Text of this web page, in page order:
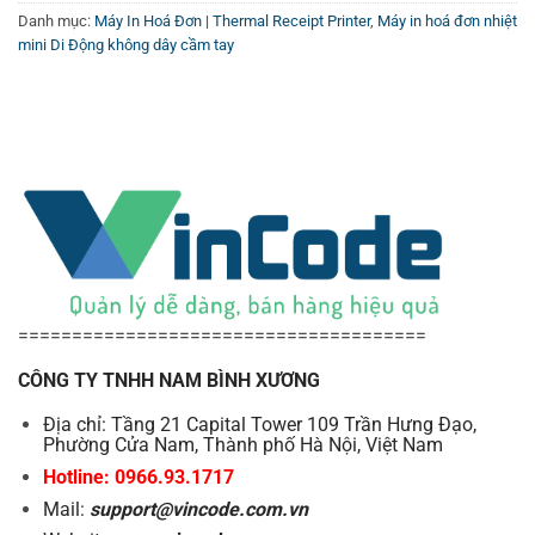
Type
Roll Paper
Electrical
Battery
7.4v DV/2000mA (Re-chargeable lithium
Charging Mode
external 9V/1.5-2A
Print Head
Reliability ( Thermal Head 37 X 150000000)
Print Reliability
100km
Physical
Dimension
Unit Weight
563g (including accessories: lithium-ion
Danh mục: Máy In Hoá Đơn | Thermal Receipt Printer, Máy in hoá đơn nhiệt
mini Di Động không dây cầm tay
======================================
CÔNG TY TNHH NAM BÌNH XƯƠNG
Địa chỉ: Tầng 21 Capital Tower 109 Trần Hưng Đạo,
Phường Cửa Nam, Thành phố Hà Nội, Việt Nam
Hotline: 0966.93.1717
Mail: support@vincode.com.vn